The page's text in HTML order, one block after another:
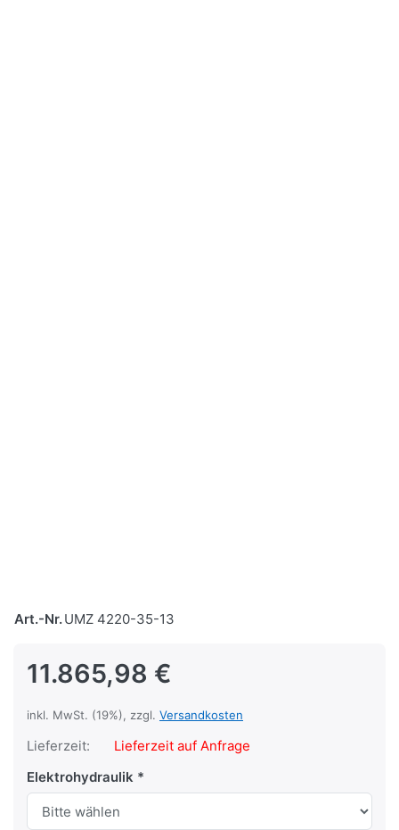
Art.-Nr.UMZ 4220-35-13
11.865,98 €
inkl. MwSt. (19%), zzgl. Versandkosten
Lieferzeit:
Lieferzeit auf Anfrage
Elektrohydraulik